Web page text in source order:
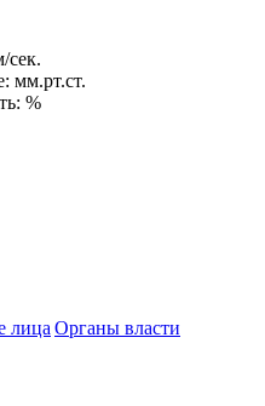
сек.
мм.рт.ст.
%
лица Органы власти